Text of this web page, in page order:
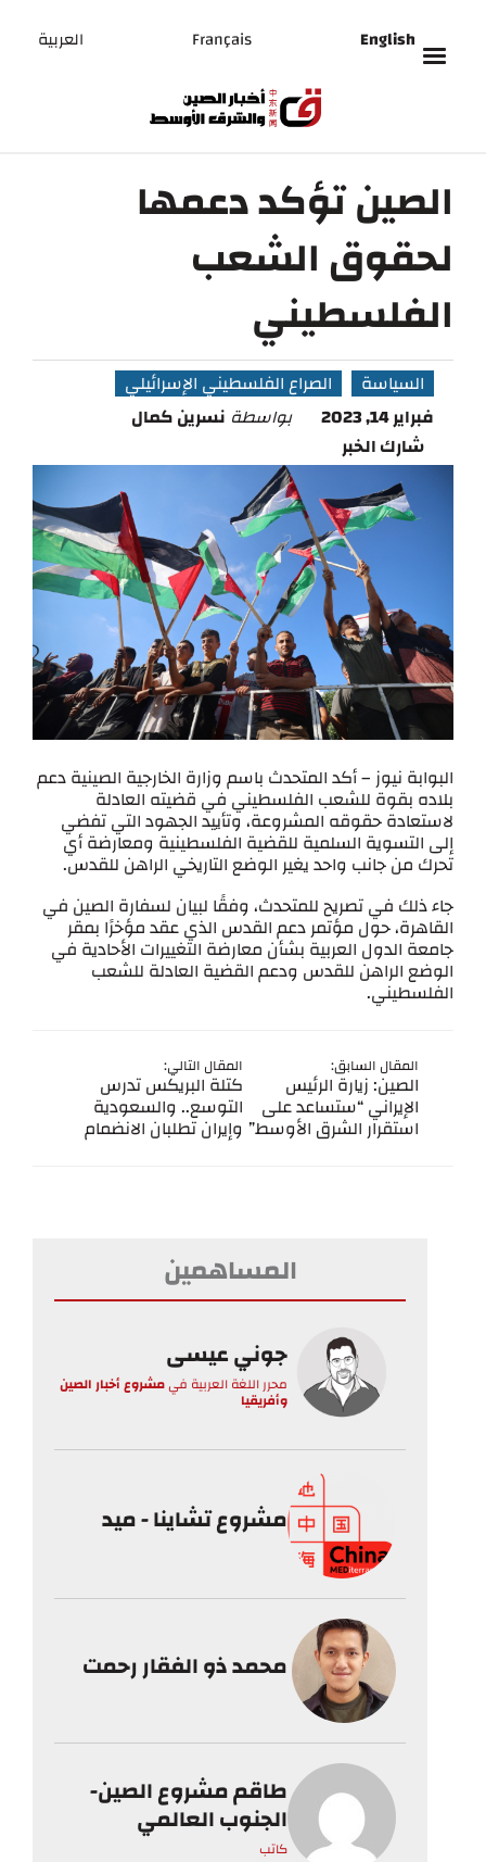
English
Français العربية
الصين تؤكد دعمها
لحقوق الشعب
الفلسطيني
السياسة
الصراع الفلسطيني الإسرائيلي
فبراير 14, 2023
بواسطة نسرين كمال
شارك الخبر
البوابة نيوز – أكد المتحدث باسم وزارة الخارجية الصينية دعم
بلاده بقوة للشعب الفلسطيني في قضيته العادلة
لاستعادة حقوقه المشروعة، وتأييد الجهود التي تفضي
إلى التسوية السلمية للقضية الفلسطينية ومعارضة أي
تحرك من جانب واحد يغير الوضع التاريخي الراهن للقدس.
جاء ذلك في تصريح للمتحدث، وفقًا لبيان لسفارة الصين في
القاهرة، حول مؤتمر دعم القدس الذي عقد مؤخرًا بمقر
جامعة الدول العربية بشأن معارضة التغييرات الأحادية في
الوضع الراهن للقدس ودعم القضية العادلة للشعب
الفلسطيني.
المقال السابق:
الصين: زيارة الرئيس
الإيراني “ستساعد على
استقرار الشرق الأوسط”
المقال التالي:
كتلة البريكس تدرس
التوسع.. والسعودية
وإيران تطلبان الانضمام
المساهمين
جوني عيسى
محرر اللغة العربية فيمشروع أخبار الصين
وأفريقيا
مشروع تشاينا - ميد
محمد ذو الفقار رحمت
طاقم مشروع الصين-
الجنوب العالمي
كاتب